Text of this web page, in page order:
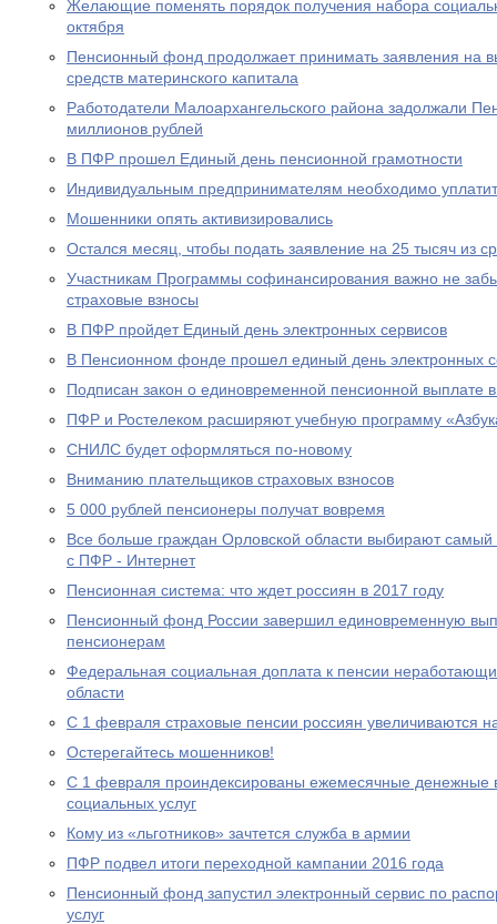
Желающие поменять порядок получения набора
октября
Пенсионный фонд продолжает принимать заявления на
средств материнского капитала
Работодатели Малоархангельского района задолжали
миллионов рублей
В ПФР прошел Единый день пенсионной грамотности
Индивидуальным предпринимателям необходимо
Мошенники опять активизировались
Остался месяц, чтобы подать заявление на 25 тысяч из
Участникам Программы софинансирования важно не
страховые взносы
В ПФР пройдет Единый день электронных сервисов
В Пенсионном фонде прошел единый день электронных
Подписан закон о единовременной пенсионной выплате
ПФР и Ростелеком расширяют учебную программу
СНИЛС будет оформляться по-новому
Вниманию плательщиков страховых взносов
5 000 рублей пенсионеры получат вовремя
Все больше граждан Орловской области выбирают
с ПФР - Интернет
Пенсионная система: что ждет россиян в 2017 году
Пенсионный фонд России завершил единовременную
пенсионерам
Федеральная социальная доплата к пенсии
области
С 1 февраля страховые пенсии россиян увеличиваются
Остерегайтесь мошенников!
С 1 февраля проиндексированы ежемесячные денежные
социальных услуг
Кому из «льготников» зачтется служба в армии
ПФР подвел итоги переходной кампании 2016 года
Пенсионный фонд запустил электронный сервис по
услуг